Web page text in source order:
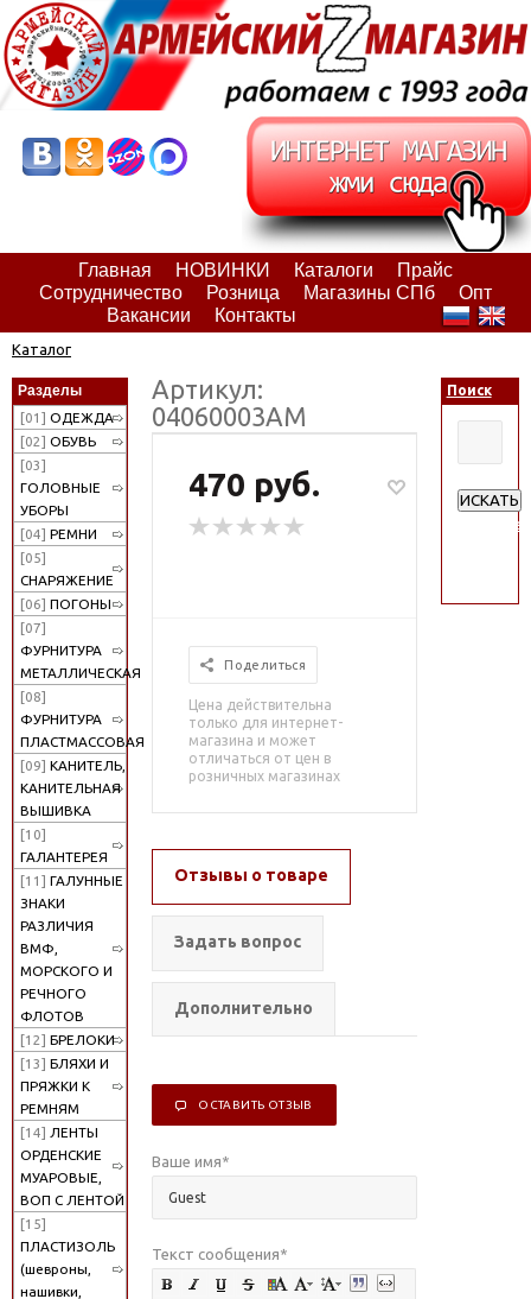
Главная НОВИНКИ Каталоги
Прайс
Сотрудничество
Розница Магазины СПб
Опт
Вакансии
Контакты
Каталог
Разделы
[01] ОДЕЖДА
[02] ОБУВЬ
[03]
ГОЛОВНЫЕ
УБОРЫ
[04] РЕМНИ
[05]
СНАРЯЖЕНИЕ
[06] ПОГОНЫ
[07]
ФУРНИТУРА
МЕТАЛЛИЧЕСКАЯ
[08]
ФУРНИТУРА
ПЛАСТМАССОВАЯ
[09] КАНИТЕЛЬ,
КАНИТЕЛЬНАЯ
ВЫШИВКА
[10]
ГАЛАНТЕРЕЯ
[11] ГАЛУННЫЕ
ЗНАКИ
РАЗЛИЧИЯ
ВМФ,
МОРСКОГО И
РЕЧНОГО
ФЛОТОВ
[12] БРЕЛОКИ
[13] БЛЯХИ И
ПРЯЖКИ К
РЕМНЯМ
[14] ЛЕНТЫ
ОРДЕНСКИЕ
МУАРОВЫЕ,
ВОП С ЛЕНТОЙ
[15]
ПЛАСТИЗОЛЬ
(шевроны,
нашивки,
Артикул:
04060003АМ
470 руб.
Поделиться
Цена действительна
только для интернет-
магазина и может
отличаться от цен в
розничных магазинах
Отзывы о товаре
Задать вопрос
Дополнительно
ОСТАВИТЬ ОТЗЫВ
Ваше имя*
Текст сообщения*
Поиск
ИСКАТЬ